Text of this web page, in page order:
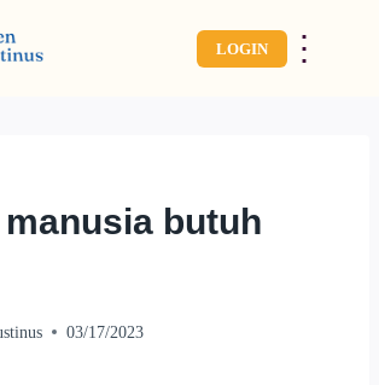
LOGIN ⋮
butuh
03/17/2023